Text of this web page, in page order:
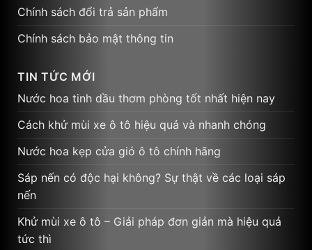
Chính sách đổi trả sản phẩm
Chính sách bảo mật thông tin
TIN TỨC MỚI
Nước hoa tinh dầu thơm phòng tốt nhất hiện nay
Cách khử mùi xe ô tô hiệu quả và nhanh chóng
Nước hoa kẹp cửa gió ô tô chính hãng
Sáp nến có độc hại không? Sự thật về các loại sáp
nến
Khử mùi xe ô tô – Giải pháp đơn giản mà hiệu quả
tức thì